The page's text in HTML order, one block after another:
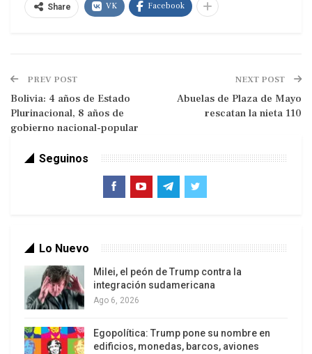
El capital financiero, que había nacido para apoyar
la inversión productiva, en este período histórico
en el capitalismo. El sistema bancario no se
dedica prioritariamente a financiar las inversiones
productivas o a la investigación o incluso al
Es un capital que recibe tratamiento preferencial
porque las tasas de interés son más altas que las
tasas de ganancia, se gana más en las Bolsas de
Valores que financiando al capital productivo. Se
pagan menos impuestos, porque los gobiernos,
Share VK Facebook
PREV POST
Bolivia: 4 años de Estado
Plurinacional, 8 años de
gobierno nacional-popular
NEXT POST
Abuelas de Plaza de Mayo
rescatan la nieta 110
Seguinos
Lo Nuevo
Milei, el peón de Trump contra la
integración sudamericana
Ago 6, 2026
Egopolítica: Trump pone su nombre en
edificios, monedas, barcos, aviones